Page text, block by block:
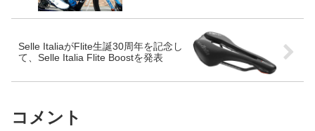
Selle ItaliaがFlite生誕30周年を記念し
て、Selle Italia Flite Boostを発表
コメント